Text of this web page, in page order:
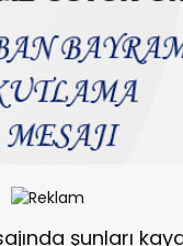
şunları